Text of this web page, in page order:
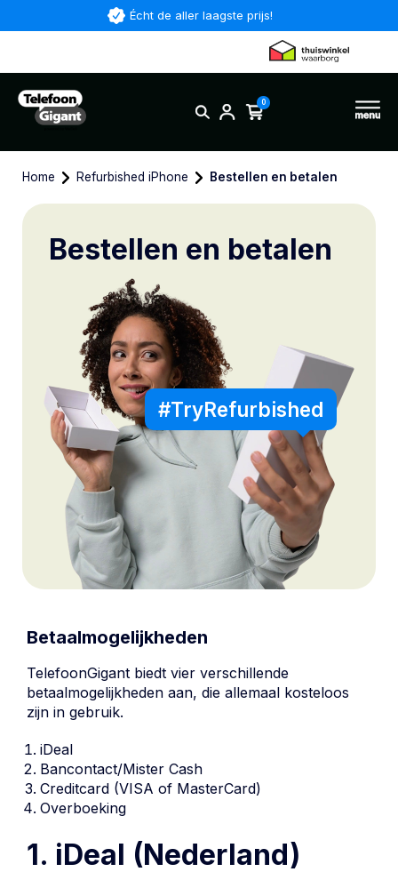
Écht de aller laagste prijs!
0
Home Refurbished iPhone Bestellen en betalen
Bestellen en betalen
#TryRefurbished
Betaalmogelijkheden
TelefoonGigant biedt vier verschillende
betaalmogelijkheden aan, die allemaal kosteloos
zijn in gebruik.
iDeal
Bancontact/Mister Cash
Creditcard (VISA of MasterCard)
Overboeking
1. iDeal (Nederland)